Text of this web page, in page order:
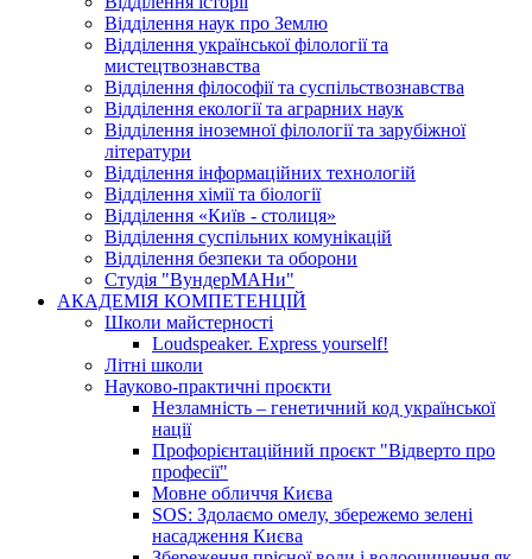
Відділення наук про Землю
Відділення української філології та
мистецтвознавства
Відділення філософії та суспільствознавства
Відділення екології та аграрних наук
Відділення іноземної філології та зарубіжної
літератури
Відділення інформаційних технологій
Відділення хімії та біології
Відділення «Київ - столиця»
Відділення суспільних комунікацій
Відділення безпеки та оборони
Студія "ВундерМАНи"
АКАДЕМІЯ КОМПЕТЕНЦІЙ
Школи майстерності
Loudspeaker. Express yourself!
Літні школи
Науково-практичні проєкти
Незламність – генетичний код української
нації
Профорієнтаційний проєкт "Відверто про
професії"
Мовне обличчя Києва
SOS: Здолаємо омелу, збережемо зелені
насадження Києва